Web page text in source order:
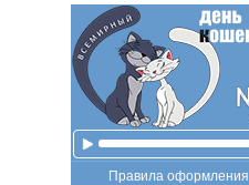
Правила оформления